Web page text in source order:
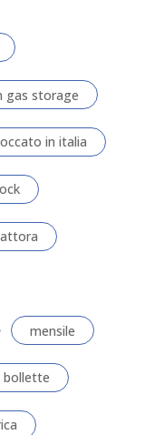
gas storage
in italia
mensile
bollette